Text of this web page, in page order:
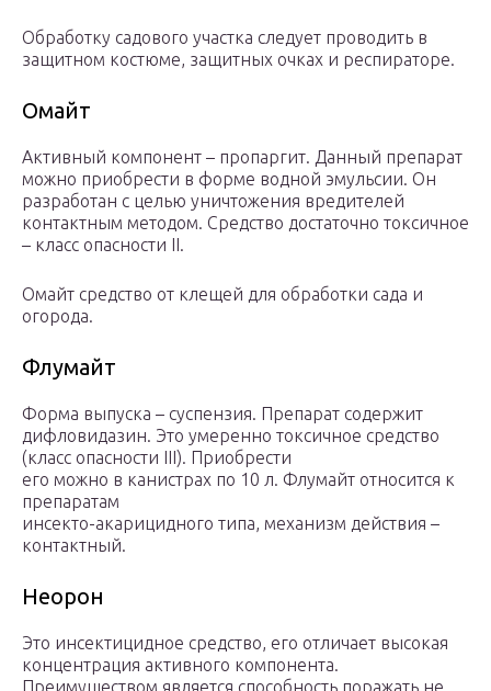
Обработку садового участка следует проводить в
защитном костюме, защитных очках и респираторе.
Омайт
Активный компонент – пропаргит. Данный препарат
можно приобрести в форме водной эмульсии. Он
разработан с целью уничтожения вредителей
контактным методом. Средство достаточно токсичное
– класс опасности II.
Омайт средство от клещей для обработки сада и
огорода.
Флумайт
Форма выпуска – суспензия. Препарат содержит
дифловидазин. Это умеренно токсичное средство
(класс опасности III). Приобрести
его можно в канистрах по 10 л. Флумайт относится к
препаратам
инсекто-акарицидного типа, механизм действия –
контактный.
Неорон
Это инсектицидное средство, его отличает высокая
концентрация активного компонента.
Преимуществом является способность поражать не